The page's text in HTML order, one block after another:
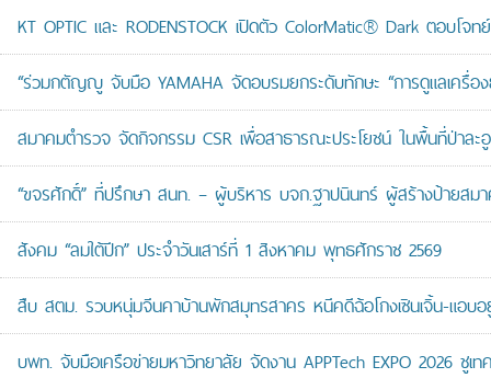
KT OPTIC และ RODENSTOCK เปิดตัว ColorMatic® Dark ตอบโจ
“ร่วมกตัญญู จับมือ YAMAHA จัดอบรมยกระดับทักษะ “การดูแลเครื่อ
สมาคมตำรวจ จัดกิจกรรม CSR เพื่อสาธารณะประโยชน์ ในพื้นที่ป่าละอู
“ขจรศักดิ์” ที่ปรึกษา สนท. – ผู้บริหาร บจก.ฐาปนินทร์ ผู้สร้างป้ายสม
สังคม “ลมใต้ปีก” ประจำวันเสาร์ที่ 1 สิงหาคม พุทธศักราช 2569
สืบ สตม. รวบหนุ่มจีนคาบ้านพักสมุทรสาคร หนีคดีฉ้อโกงเซินเจิ้น-แอบอ
บพท. จับมือเครือข่ายมหาวิทยาลัย จัดงาน APPTech EXPO 2026 ชูเ